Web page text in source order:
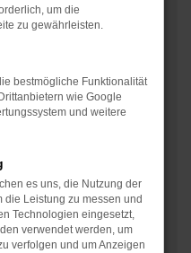
verhindern.
anderen Browser
vorübergehende
Stand sind.
nur ein
auch dazu führen,
nicht mehr unterstützt
um die
zu gewährleisten.
bestmögliche Funktionalität
wie Google
und weitere
es uns, die Nutzung der
Leistung zu messen und
Technologien eingesetzt,
verwendet werden, um
verfolgen und um Anzeigen